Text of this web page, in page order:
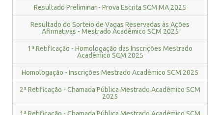
Resultado Preliminar - Prova Escrita SCM MA 2025
Resultado do Sorteio de Vagas Reservadas às Ações
Afirmativas - Mestrado Acadêmico SCM 2025
1ª Retificação - Homologação das Inscrições Mestrado
Acadêmico SCM 2025
Homologação - Inscrições Mestrado Acadêmico SCM 2025
2ª Retificação - Chamada Pública Mestrado Acadêmico SCM
2025